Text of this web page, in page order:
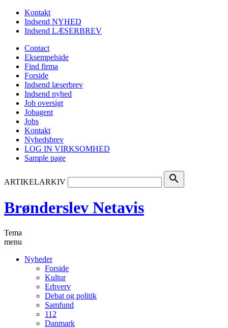
Kontakt
Indsend NYHED
Indsend LÆSERBREV
Contact
Eksempelside
Find firma
Forside
Indsend læserbrev
Indsend nyhed
Job oversigt
Jobagent
Jobs
Kontakt
Nyhedsbrev
LOG IN VIRKSOMHED
Sample page
ARTIKELARKIV search
Brønderslev Netavis
Tema
menu
Nyheder
Forside
Kultur
Erhverv
Debat og politik
Samfund
112
Danmark